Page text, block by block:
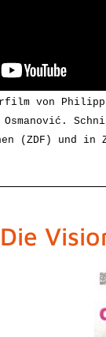
von
Osmanović.
(ZDF) und in
Die